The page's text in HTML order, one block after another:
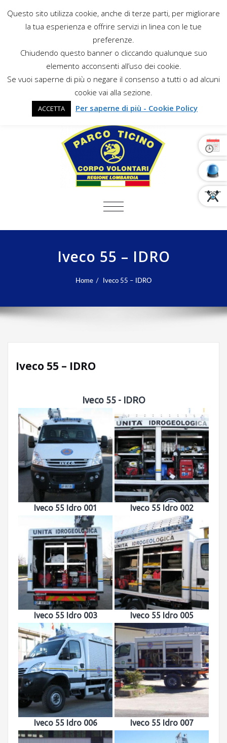
COMMUTA NAVIGAZIONE
Iveco 55 – IDRO
Home Iveco 55 – IDRO
Iveco 55 – IDRO
Iveco 55 - IDRO
Iveco 55 Idro 001 Iveco 55 Idro 002
Iveco 55 Idro 003 Iveco 55 Idro 005
Iveco 55 Idro 006 Iveco 55 Idro 007
Questo sito utilizza cookie, anche di terze parti, per migliorare
la tua esperienza e offrire servizi in linea con le tue
preferenze.
Chiudendo questo banner o cliccando qualunque suo
elemento acconsenti all’uso dei cookie.
Se vuoi saperne di più o negare il consenso a tutti o ad alcuni
cookie vai alla sezione.
ACCETTA Per saperne di più - Cookie Policy